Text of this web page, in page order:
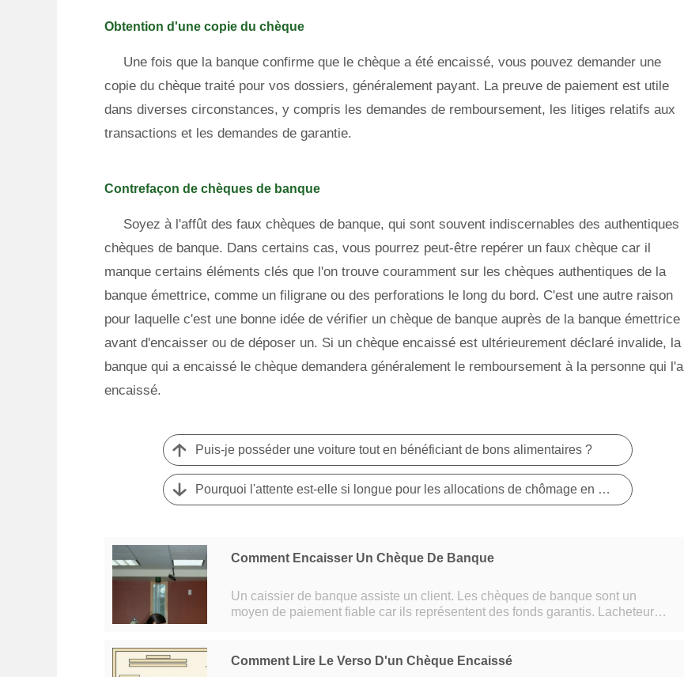
Obtention d'une copie du chèque
Une fois que la banque confirme que le chèque a été encaissé, vous pouvez demander une
copie du chèque traité pour vos dossiers, généralement payant. La preuve de paiement est utile
dans diverses circonstances, y compris les demandes de remboursement, les litiges relatifs aux
transactions et les demandes de garantie.
Contrefaçon de chèques de banque
Soyez à l'affût des faux chèques de banque, qui sont souvent indiscernables des authentiques
chèques de banque. Dans certains cas, vous pourrez peut-être repérer un faux chèque car il
manque certains éléments clés que l'on trouve couramment sur les chèques authentiques de la
banque émettrice, comme un filigrane ou des perforations le long du bord. C'est une autre raison
pour laquelle c'est une bonne idée de vérifier un chèque de banque auprès de la banque émettrice
avant d'encaisser ou de déposer un. Si un chèque encaissé est ultérieurement déclaré invalide, la
banque qui a encaissé le chèque demandera généralement le remboursement à la personne qui l'a
encaissé.
Puis-je posséder une voiture tout en bénéficiant de bons alimentaires ?
Pourquoi l'attente est-elle si longue pour les allocations de chômage en Caroline du Nord ?
Comment Encaisser Un Chèque De Banque
Un caissier de banque assiste un client. Les chèques de banque sont un
moyen de paiement fiable car ils représentent des fonds garantis. Lacheteur
Comment Lire Le Verso D'un Chèque Encaissé